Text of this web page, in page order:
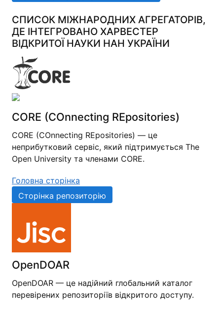
СПИСОК МІЖНАРОДНИХ АГРЕГАТОРІВ,
ДЕ ІНТЕГРОВАНО ХАРВЕСТЕР
ВІДКРИТОЇ НАУКИ НАН УКРАЇНИ
CORE (COnnecting REpositories)
CORE (COnnecting REpositories) — це
неприбутковий сервіс, який підтримується The
Open University та членами CORE.
Головна сторінка
Сторінка репозиторію
OpenDOAR
OpenDOAR — це надійний глобальний каталог
перевірених репозиторіїв відкритого доступу.